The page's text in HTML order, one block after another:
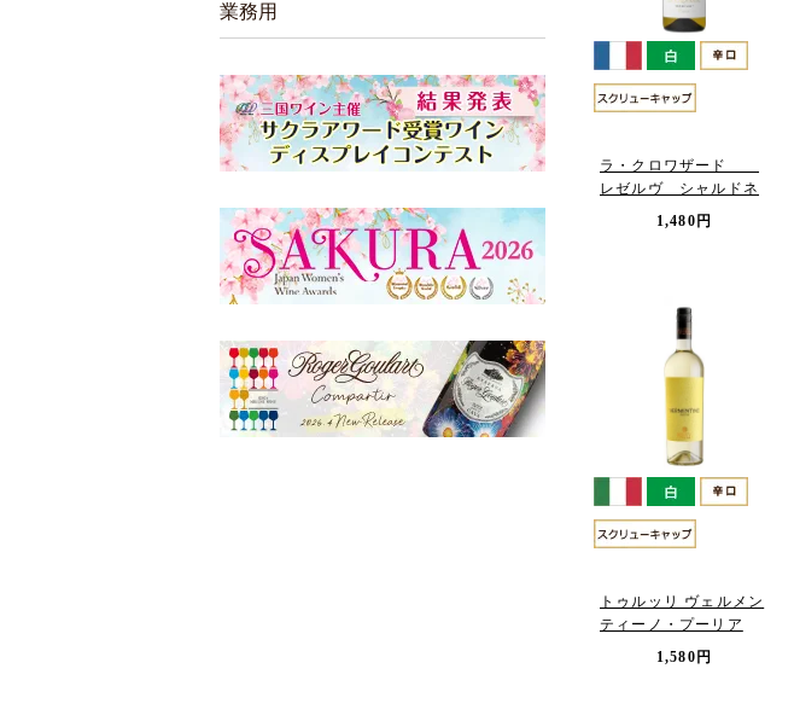
ラ・クロワザード
レゼルヴ シャルドネ
1,480円
トゥルッリ ヴェルメン
ティーノ・プーリア
1,580円
業務用